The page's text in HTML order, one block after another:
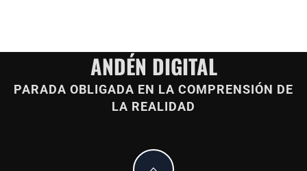
ANDÉN DIGITAL
PARADA OBLIGADA EN LA COMPRENSIÓN DE
LA REALIDAD